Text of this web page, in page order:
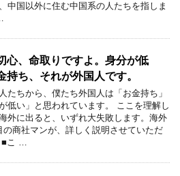
中国以外に住む中国系の人たちを指しま
心、命取りですよ。身分が低
持ち、それが外国人です。
たちから、僕たち外国人は「お金持ち」
低い」と思われています。 ここを理解し
外に出ると、いずれ大失敗します。海外
の商社マンが、詳しく説明させていただ
■こ …